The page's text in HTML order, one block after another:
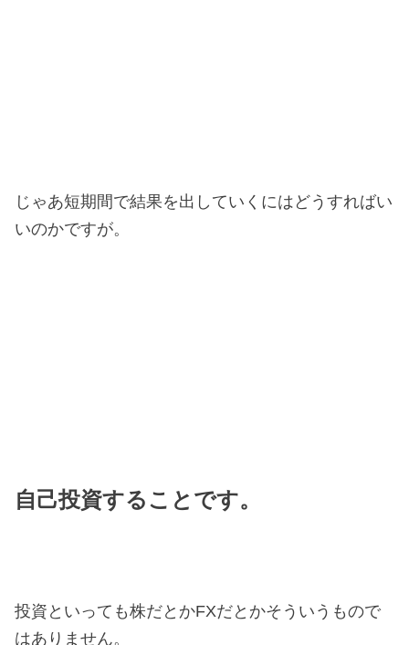
じゃあ短期間で結果を出していくにはどうすればい
いのかですが。
自己投資することです。
投資といっても株だとかFXだとかそういうもので
はありません。